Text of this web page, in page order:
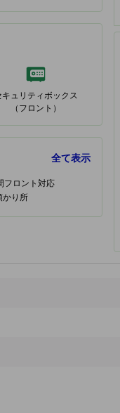
キュリティボックス
（フロント）
全て表示
フロント対応
かり所